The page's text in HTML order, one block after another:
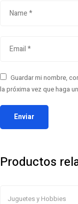
Guardar mi nombre,
la próxima vez que haga
Productos
Juguetes y Hobbies